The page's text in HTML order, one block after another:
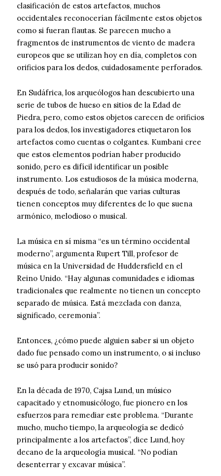
clasificación de estos artefactos, muchos
occidentales reconocerían fácilmente estos objetos
como si fueran flautas. Se parecen mucho a
fragmentos de instrumentos de viento de madera
europeos que se utilizan hoy en día, completos con
orificios para los dedos, cuidadosamente perforados.
En Sudáfrica, los arqueólogos han descubierto una
serie de tubos de hueso en sitios de la Edad de
Piedra, pero, como estos objetos carecen de orificios
para los dedos, los investigadores etiquetaron los
artefactos como cuentas o colgantes. Kumbani cree
que estos elementos podrían haber producido
sonido, pero es difícil identificar un posible
instrumento. Los estudiosos de la música moderna,
después de todo, señalarán que varias culturas
tienen conceptos muy diferentes de lo que suena
armónico, melodioso o musical.
La música en sí misma “es un término occidental
moderno”, argumenta Rupert Till, profesor de
música en la Universidad de Huddersfield en el
Reino Unido. “Hay algunas comunidades e idiomas
tradicionales que realmente no tienen un concepto
separado de música. Está mezclada con danza,
significado, ceremonia”.
Entonces, ¿cómo puede alguien saber si un objeto
dado fue pensado como un instrumento, o si incluso
se usó para producir sonido?
En la década de 1970, Cajsa Lund, un músico
capacitado y etnomusicólogo, fue pionero en los
esfuerzos para remediar este problema. “Durante
mucho, mucho tiempo, la arqueología se dedicó
principalmente a los artefactos”, dice Lund, hoy
decano de la arqueología musical. “No podían
desenterrar y excavar música”.